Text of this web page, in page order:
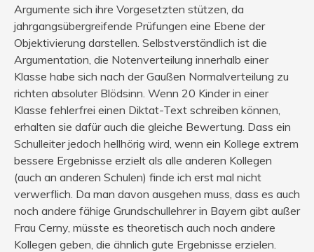
Argumente sich ihre Vorgesetzten stützen, da
jahrgangsübergreifende Prüfungen eine Ebene der
Objektivierung darstellen. Selbstverständlich ist die
Argumentation, die Notenverteilung innerhalb einer
Klasse habe sich nach der Gaußen Normalverteilung zu
richten absoluter Blödsinn. Wenn 20 Kinder in einer
Klasse fehlerfrei einen Diktat-Text schreiben können,
erhalten sie dafür auch die gleiche Bewertung. Dass ein
Schulleiter jedoch hellhörig wird, wenn ein Kollege extrem
bessere Ergebnisse erzielt als alle anderen Kollegen
(auch an anderen Schulen) finde ich erst mal nicht
verwerflich. Da man davon ausgehen muss, dass es auch
noch andere fähige Grundschullehrer in Bayern gibt außer
Frau Cerny, müsste es theoretisch auch noch andere
Kollegen geben, die ähnlich gute Ergebnisse erzielen.